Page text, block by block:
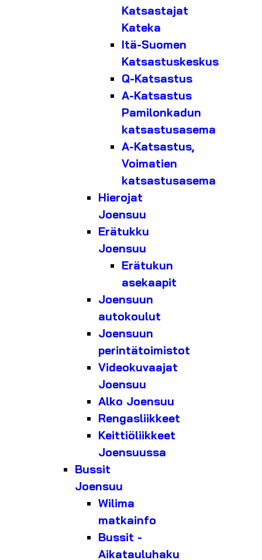
Katsastajat
Kateka
Itä-Suomen
Katsastuskeskus
Q-Katsastus
A-Katsastus
Pamilonkadun
katsastusasema
A-Katsastus,
Voimatien
katsastusasema
Hierojat
Joensuu
Erätukku
Joensuu
Erätukun
asekaapit
Joensuun
autokoulut
Joensuun
perintätoimistot
Videokuvaajat
Joensuu
Alko Joensuu
Rengasliikkeet
Keittiöliikkeet
Joensuussa
Bussit
Joensuu
Wilima
matkainfo
Bussit -
Aikatauluhaku